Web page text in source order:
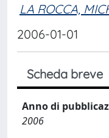
LA ROCCA,
2006-01-01
Scheda breve
Anno di
2006